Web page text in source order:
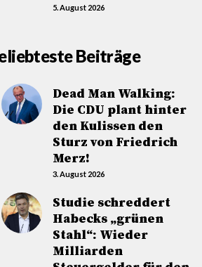
5. August 2026
Beiträge
Dead Man Walking:
Die CDU plant hinter
den Kulissen den
Sturz von Friedrich
Merz!
3. August 2026
Studie schreddert
Habecks „grünen
Stahl“: Wieder
Milliarden